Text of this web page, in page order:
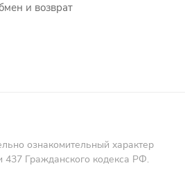
и возврат
ознакомительный характер
437 Гражданского кодекса РФ.